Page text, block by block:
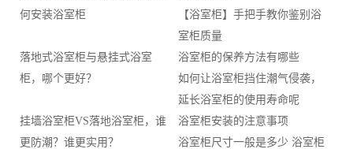
何安装浴室柜
【浴室柜】手把手教你鉴别浴
室柜质量
落地式浴室柜与悬挂式浴室
柜，哪个更好？
浴室柜的保养方法有哪些
如何让浴室柜挡住潮气侵袭，
延长浴室柜的使用寿命呢
挂墙浴室柜VS落地浴室柜，谁
更防潮？谁更实用？
浴室柜安装的注意事项
浴室柜尺寸一般是多少 浴室柜